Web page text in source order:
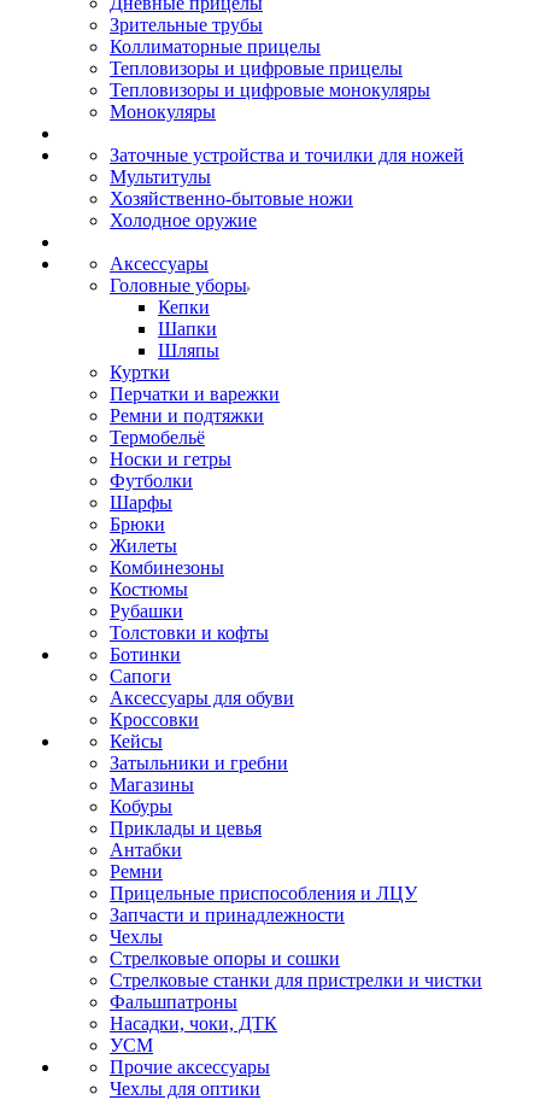
Зрительные трубы
Коллиматорные прицелы
Тепловизоры и цифровые прицелы
Тепловизоры и цифровые монокуляры
Монокуляры
Заточные устройства и точилки для ножей
Мультитулы
Хозяйственно-бытовые ножи
Холодное оружие
Аксессуары
Головные уборы
Кепки
Шапки
Шляпы
Куртки
Перчатки и варежки
Ремни и подтяжки
Термобельё
Носки и гетры
Футболки
Шарфы
Брюки
Жилеты
Комбинезоны
Костюмы
Рубашки
Толстовки и кофты
Ботинки
Сапоги
Аксессуары для обуви
Кроссовки
Кейсы
Затыльники и гребни
Магазины
Кобуры
Приклады и цевья
Антабки
Ремни
Прицельные приспособления и ЛЦУ
Запчасти и принадлежности
Чехлы
Стрелковые опоры и сошки
Стрелковые станки для пристрелки и чистки
Фальшпатроны
Насадки, чоки, ДТК
УСМ
Прочие аксессуары
Чехлы для оптики